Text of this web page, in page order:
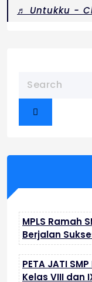
♬ Untukku -
MPLS Ramah
Berjalan
PETA JATI
Kelas VIII dan